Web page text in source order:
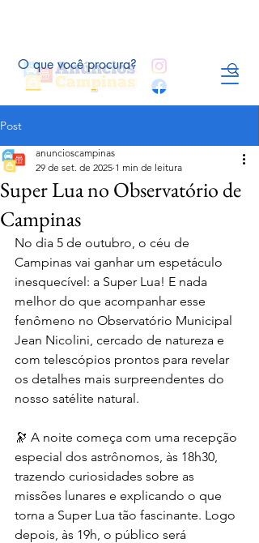
Post
Super Lua no Observatório de
Campinas
anuncioscampinas
29 de set. de 2025 1 min de leitura
No dia 5 de outubro, o céu de
Campinas vai ganhar um espetáculo
inesquecível: a Super Lua! E nada
melhor do que acompanhar esse
fenômeno no Observatório Municipal
Jean Nicolini, cercado de natureza e
com telescópios prontos para revelar
os detalhes mais surpreendentes do
nosso satélite natural.
🔭 A noite começa com uma recepção
especial dos astrônomos, às 18h30,
trazendo curiosidades sobre as
missões lunares e explicando o que
torna a Super Lua tão fascinante. Logo
depois, às 19h, o público será